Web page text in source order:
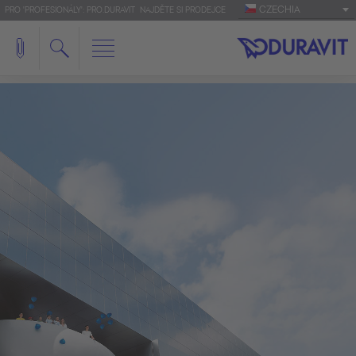
PRO 'PROFESIONÁLY': PRO.DURAVIT NAJDĚTE SI PRODEJCE CZECHIA